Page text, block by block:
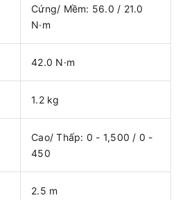
Cứng/ Mềm: 56.0 / 21.0
N·m
42.0 N·m
1.2 kg
Cao/ Thấp: 0 - 1,500 / 0 -
450
2.5 m